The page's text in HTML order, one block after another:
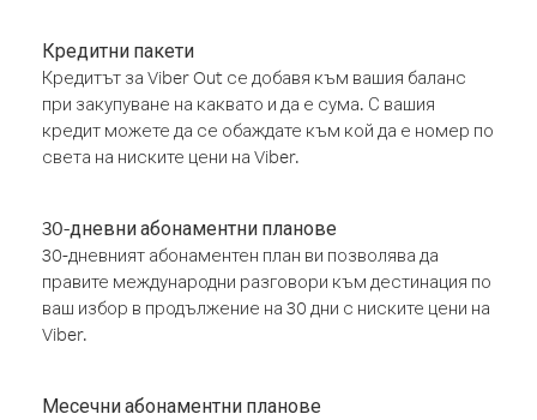
Кредитни пакети
Кредитът за Viber Out се добавя към вашия баланс
при закупуване на каквато и да е сума. С вашия
кредит можете да се обаждате към кой да е номер по
света на ниските цени на Viber.
30-дневни абонаментни планове
30-дневният абонаментен план ви позволява да
правите международни разговори към дестинация по
ваш избор в продължение на 30 дни с ниските цени на
Viber.
Месечни абонаментни планове